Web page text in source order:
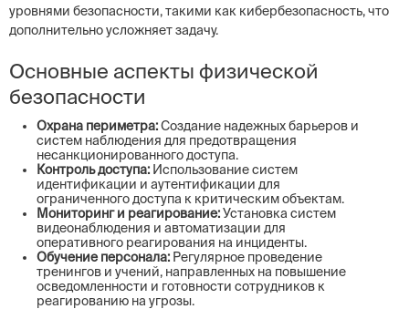
уровнями безопасности, такими как кибербезопасность, что
дополнительно усложняет задачу.
Основные аспекты физической
безопасности
Охрана периметра:Создание надежных барьеров и
систем наблюдения для предотвращения
несанкционированного доступа.
Контроль доступа: Использование систем
идентификации и аутентификации для
ограниченного доступа к критическим объектам.
Мониторинг и реагирование:Установка систем
видеонаблюдения и автоматизации для
оперативного реагирования на инциденты.
Обучение персонала: Регулярное проведение
тренингов и учений, направленных на повышение
осведомленности и готовности сотрудников к
реагированию на угрозы.